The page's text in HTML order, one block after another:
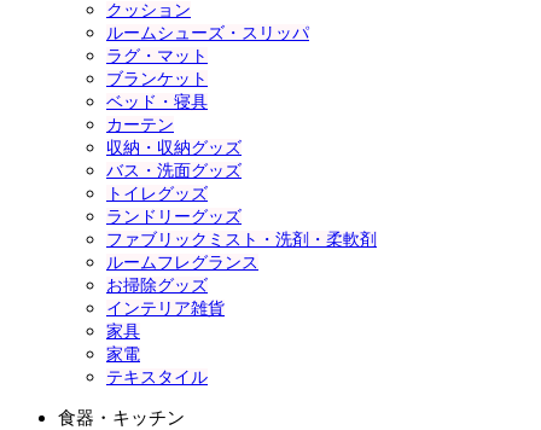
クッション
ルームシューズ・スリッパ
ラグ・マット
ブランケット
ベッド・寝具
カーテン
収納・収納グッズ
バス・洗面グッズ
トイレグッズ
ランドリーグッズ
ファブリックミスト・洗剤・柔軟剤
ルームフレグランス
お掃除グッズ
インテリア雑貨
家具
家電
テキスタイル
食器・キッチン